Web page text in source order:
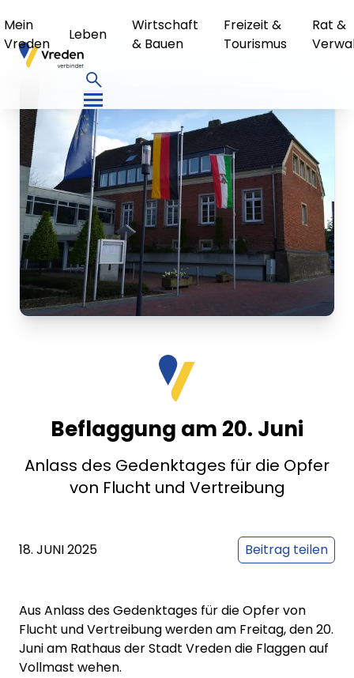
Mein
Vreden
Leben
Wirtschaft
& Bauen
Freizeit &
Tourismus
Rat &
Beflaggung am 20. Juni
Anlass des Gedenktages für die Opfer
von Flucht und Vertreibung
18. JUNI 2025 Beitrag teilen
Aus Anlass des Gedenktages für die Opfer von
Flucht und Vertreibung werden am Freitag, den 20.
Juni am Rathaus der Stadt Vreden die Flaggen auf
Vollmast wehen.